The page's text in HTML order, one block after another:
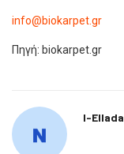
info@biokarpet.gr
Πηγή: biokarpet.gr
I-Ellada